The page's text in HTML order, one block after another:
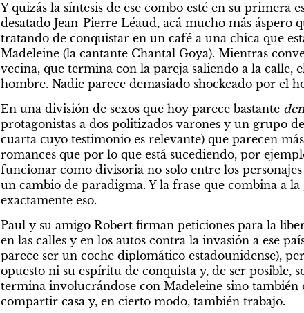
Y quizás la síntesis de ese combo esté en su primera
desatado Jean-Pierre Léaud, acá mucho más áspero
tratando de conquistar en un café a una chica que
Madeleine (la cantante Chantal Goya). Mientras
vecina, que termina con la pareja saliendo a la calle,
hombre. Nadie parece demasiado shockeado por el
En una división de sexos que hoy parece bastante
protagonistas a dos politizados varones y un grupo
cuarta cuyo testimonio es relevante) que parecen
romances que por lo que está sucediendo, por
funcionar como divisoria no solo entre los
un cambio de paradigma. Y la frase que combina a la
exactamente eso.
Paul y su amigo Robert firman peticiones para la
en las calles y en los autos contra la invasión a ese
parece ser un coche diplomático estadounidense),
opuesto ni su espíritu de conquista y, de ser posible,
termina involucrándose con Madeleine sino también
compartir casa y, en cierto modo, también trabajo.